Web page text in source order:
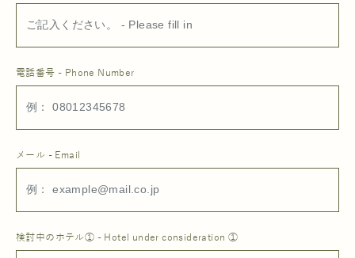
電話番号 - Phone Number
メール - Email
検討中のホテル① - Hotel under consideration ①